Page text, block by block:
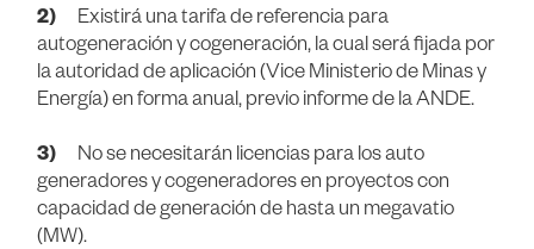
2) Existirá una tarifa de referencia para
autogeneración y cogeneración, la cual será fijada por
la autoridad de aplicación (Vice Ministerio de Minas y
Energía) en forma anual, previo informe de la ANDE.
3) No se necesitarán licencias para los auto
generadores y cogeneradores en proyectos con
capacidad de generación de hasta un megavatio
(MW).